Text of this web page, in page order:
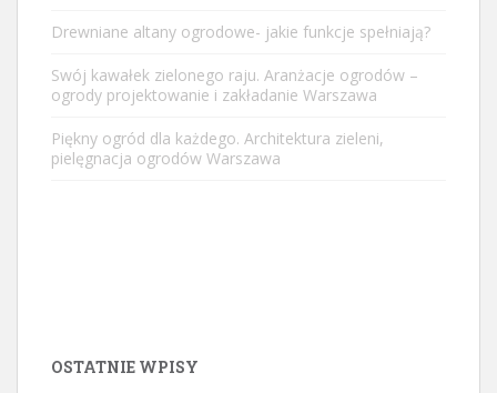
Drewniane altany ogrodowe- jakie funkcje spełniają?
Swój kawałek zielonego raju. Aranżacje ogrodów –
ogrody projektowanie i zakładanie Warszawa
Piękny ogród dla każdego. Architektura zieleni,
pielęgnacja ogrodów Warszawa
OSTATNIE WPISY